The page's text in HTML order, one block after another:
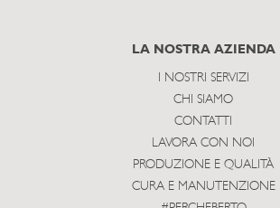
subscribe
LA NOSTRA AZIENDA
I NOSTRI SERVIZI
CHI SIAMO
CONTATTI
LAVORA CON NOI
PRODUZIONE E QUALITÀ
CURA E MANUTENZIONE